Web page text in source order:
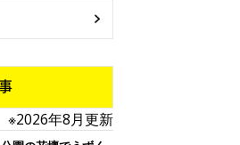
※2026年8月更新